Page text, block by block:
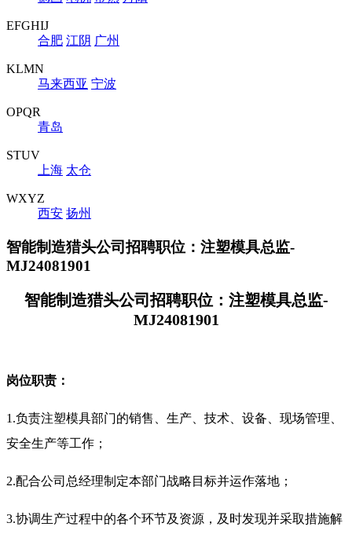
EFGHIJ
合肥 江阴 广州
KLMN
马来西亚 宁波
OPQR
青岛
STUV
上海 太仓
WXYZ
西安 扬州
智能制造猎头公司招聘职位：注塑模具总监-
MJ24081901
智能制造猎头公司招聘职位：注塑模具总监-
MJ24081901
岗位职责：
1.负责注塑模具部门的销售、生产、技术、设备、现场管理、
安全生产等工作；
2.配合公司总经理制定本部门战略目标并运作落地；
3.协调生产过程中的各个环节及资源，及时发现并采取措施解